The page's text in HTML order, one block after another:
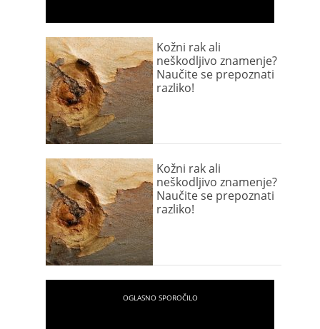
Kožni rak ali
neškodljivo znamenje?
Naučite se prepoznati
razliko!
Kožni rak ali
neškodljivo znamenje?
Naučite se prepoznati
razliko!